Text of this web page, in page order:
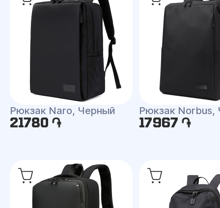
Рюкзак Naro, Черный
21780 ֏
Рюкзак Norbus,
17967 ֏